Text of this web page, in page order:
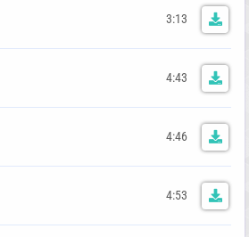
3:13
4:43
4:46
4:53